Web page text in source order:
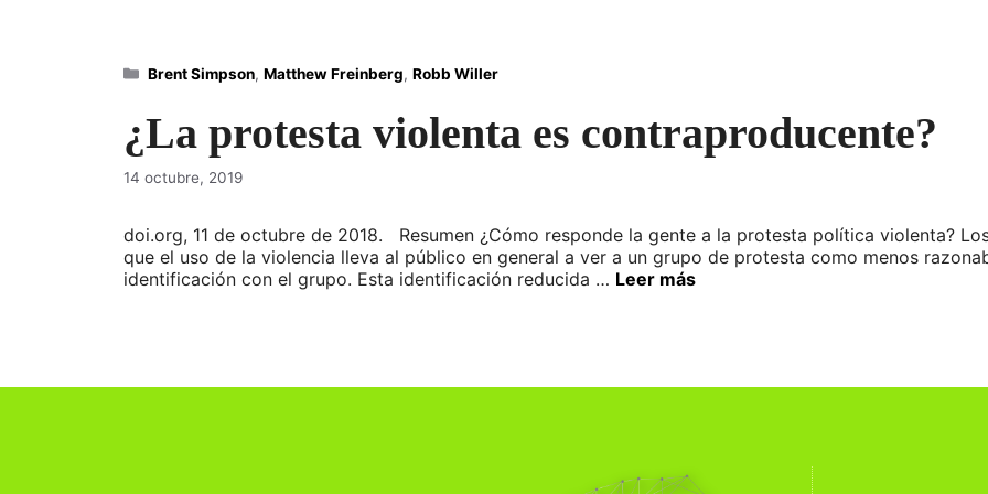
¿La protesta violenta es contraproducente?
14 octubre, 2019
doi.org, 11 de octubre de 2018. Resumen ¿Cómo responde la gente a la protesta política violenta?
que el uso de la violencia lleva al público en general a ver a un grupo de protesta como menos
identificación con el grupo. Esta identificación reducida … Leer más
Categorías
Brent Simpson, Matthew Freinberg, Robb Willer